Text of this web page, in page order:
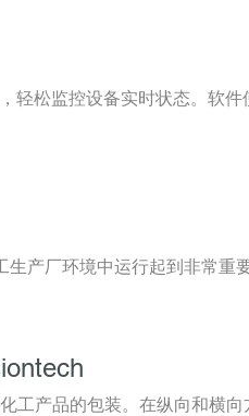
轻松监控设备实时状态。软件
产厂环境中运行起到非常重
工产品的包装。在纵向和横向